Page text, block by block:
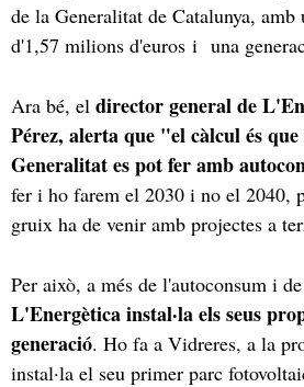
de la Generalitat de Catalunya, amb
d'1,57 milions d'euros i una
Ara bé, el director general de
Pérez, alerta que "el càlcul és
Generalitat es pot fer amb
fer i ho farem el 2030 i no el 2040,
gruix ha de venir amb projectes a
Per això, a més de l'autoconsum i
L'Energètica instal·la els seus
generació. Ho fa a Vidreres, a la
instal·la el seu primer parc